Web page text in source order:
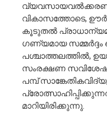
വികാസത്തോടെ,
കൂടുതൽ
ഗണ്യമായ
പശ്ചാത്തലത്തിൽ,
സംരക്ഷണ
പമ്പ്
മാറിയിരിക്കുന്നു.